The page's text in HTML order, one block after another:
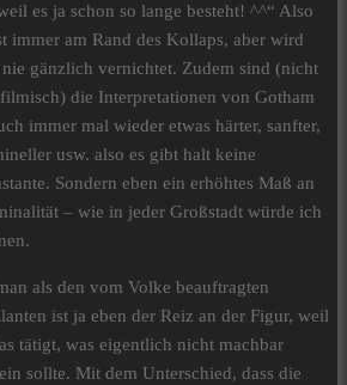
es ja schon so lange besteht! ^^“ Also
immer am Rand des Kollaps, aber wird
gänzlich vernichtet. Zudem sind (nicht
die Interpretationen von Gotham
immer mal wieder etwas härter, sanfter,
usw. also es gibt halt keine
Sondern eben ein erhöhtes Maß an
– wie in jeder Großstadt würde ich
als den vom Volke beauftragten
ist ja eben der Reiz an der Figur, weil
tätigt, was eigentlich nicht machbar
sollte. Mit dem Unterschied, dass die